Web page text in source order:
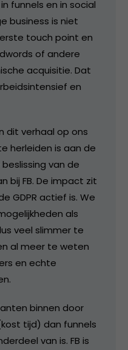
funnels en in social
business is niet
touch point en
of andere
acquisitie. Dat
en
dit verhaal op ons
herleiden is aan de
van de
bij FB. De impact zit
GDPR actief is. We
als
veel slimmer te
al meer te weten
en echte
binnen door
tijd) dan funnels
van is. FB is